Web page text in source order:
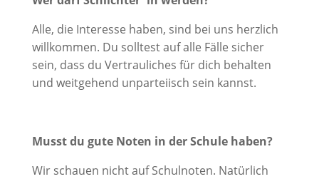
Alle, die Interesse haben, sind bei uns herzlich
willkommen. Du solltest auf alle Fälle sicher
sein, dass du Vertrauliches für dich behalten
und weitgehend unparteiisch sein kannst.
Musst du gute Noten in der Schule haben?
Wir schauen nicht auf Schulnoten. Natürlich